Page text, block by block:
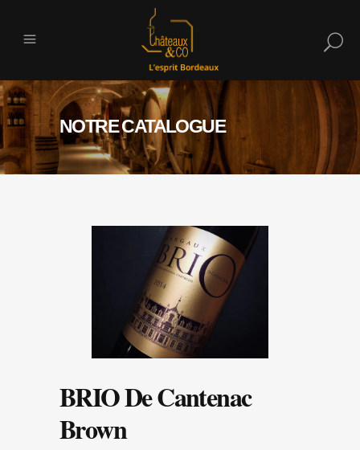
NOTRE CATALOGUE
BRIO De Cantenac
Brown